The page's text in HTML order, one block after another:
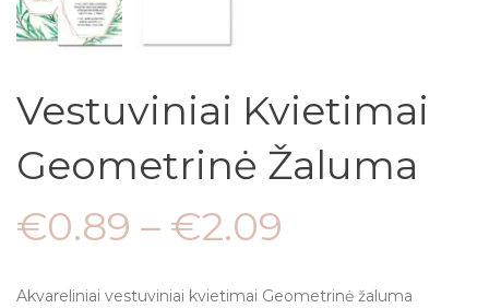
Vestuviniai Kvietimai
Geometrinė Žaluma
€0.89 – €2.09
Akvareliniai vestuviniai kvietimai Geometrinė žaluma